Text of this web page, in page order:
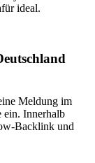
ideal.
Meldung im
ein. Innerhalb
Backlink und